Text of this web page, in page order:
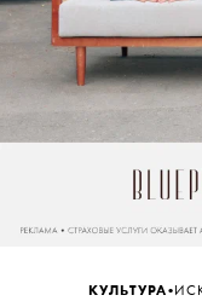
КУЛЬТУРА•